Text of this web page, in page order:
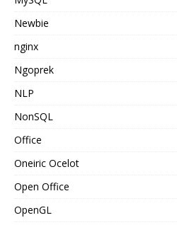
Newbie
nginx
Ngoprek
NLP
NonSQL
Office
Oneiric Ocelot
Open Office
OpenGL